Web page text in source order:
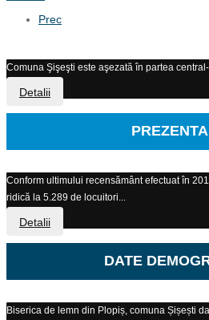
Prec
Comuna Şişeşti este aşezată în partea
Detalii
Conform ultimului recensământ efectuat în
ridică la 5.289 de locuitori...
Detalii
DATE
Biserica de lemn din Plopiș, comuna Șișești